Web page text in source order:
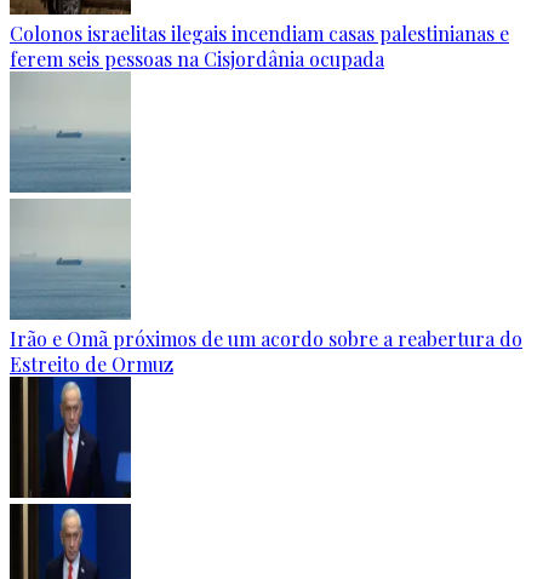
Colonos israelitas ilegais incendiam casas palestinianas e
ferem seis pessoas na Cisjordânia ocupada
Irão e Omã próximos de um acordo sobre a reabertura do
Estreito de Ormuz